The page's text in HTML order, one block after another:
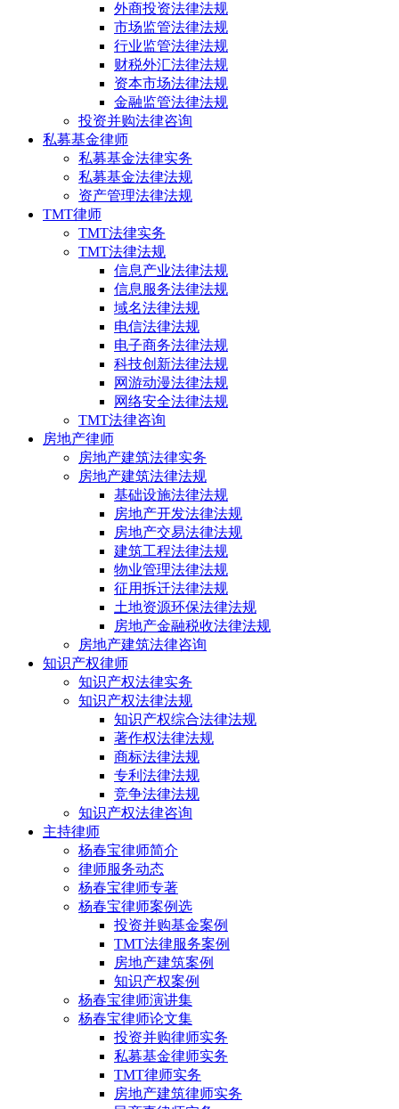
外商投资法律法规
市场监管法律法规
行业监管法律法规
财税外汇法律法规
资本市场法律法规
金融监管法律法规
投资并购法律咨询
私募基金律师
私募基金法律实务
私募基金法律法规
资产管理法律法规
TMT律师
TMT法律实务
TMT法律法规
信息产业法律法规
信息服务法律法规
域名法律法规
电信法律法规
电子商务法律法规
科技创新法律法规
网游动漫法律法规
网络安全法律法规
TMT法律咨询
房地产律师
房地产建筑法律实务
房地产建筑法律法规
基础设施法律法规
房地产开发法律法规
房地产交易法律法规
建筑工程法律法规
物业管理法律法规
征用拆迁法律法规
土地资源环保法律法规
房地产金融税收法律法规
房地产建筑法律咨询
知识产权律师
知识产权法律实务
知识产权法律法规
知识产权综合法律法规
著作权法律法规
商标法律法规
专利法律法规
竞争法律法规
知识产权法律咨询
主持律师
杨春宝律师简介
律师服务动态
杨春宝律师专著
杨春宝律师案例选
投资并购基金案例
TMT法律服务案例
房地产建筑案例
知识产权案例
杨春宝律师演讲集
杨春宝律师论文集
投资并购律师实务
私募基金律师实务
TMT律师实务
房地产建筑律师实务